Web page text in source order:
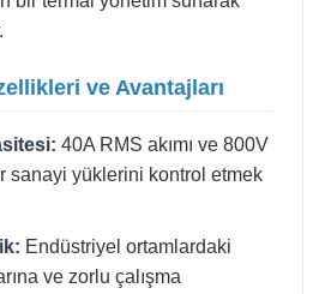
ve Avantajları
40A RMS akımı ve 800V
sanayi yüklerini kontrol etmek
Endüstriyel ortamlardaki
ve zorlu çalışma